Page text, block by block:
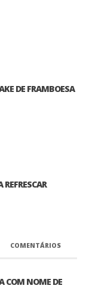
DE FRAMBOESA
COMENTÁRIOS
COM NOME DE